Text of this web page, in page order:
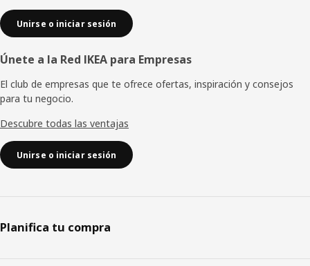
Unirse o iniciar sesión
Únete a la Red IKEA para Empresas
El club de empresas que te ofrece ofertas, inspiración y consejos
para tu negocio.
Descubre todas las ventajas
Unirse o iniciar sesión
Planifica tu compra